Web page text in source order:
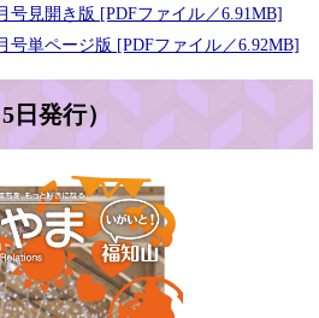
号見開き版 [PDFファイル／6.91MB]
号単ページ版 [PDFファイル／6.92MB]
日発行）